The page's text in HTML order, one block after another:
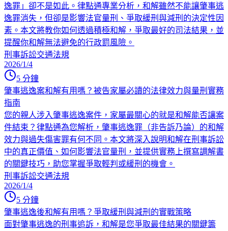
逸罪」卻不是如此。律點通專業分析，和解雖然不能讓肇事逃
逸罪消失，但卻是影響法官量刑、爭取緩刑與減刑的決定性因
素。本文將教你如何透過積極和解，爭取最好的司法結果，並
提醒你和解無法避免的行政罰風險。
刑事訴訟交通法規
2026/1/4
5 分鐘
肇事逃逸案和解有用嗎？被告家屬必讀的法律效力與量刑實務
指南
您的親人涉入肇事逃逸案件，家屬最關心的就是和解能否讓案
件結束？律點通為您解析，肇事逃逸罪（非告訴乃論）的和解
效力與過失傷害罪有何不同。本文將深入說明和解在刑事訴訟
中的真正價值、如何影響法官量刑，並提供實務上撰寫調解書
的關鍵技巧，助您掌握爭取輕判或緩刑的機會。
刑事訴訟交通法規
2026/1/4
5 分鐘
肇事逃逸後和解有用嗎？爭取緩刑與減刑的實戰策略
面對肇事逃逸的刑事追訴，和解是您爭取最佳結果的關鍵籌